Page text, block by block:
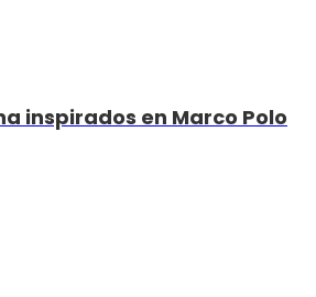
inspirados en Marco Polo